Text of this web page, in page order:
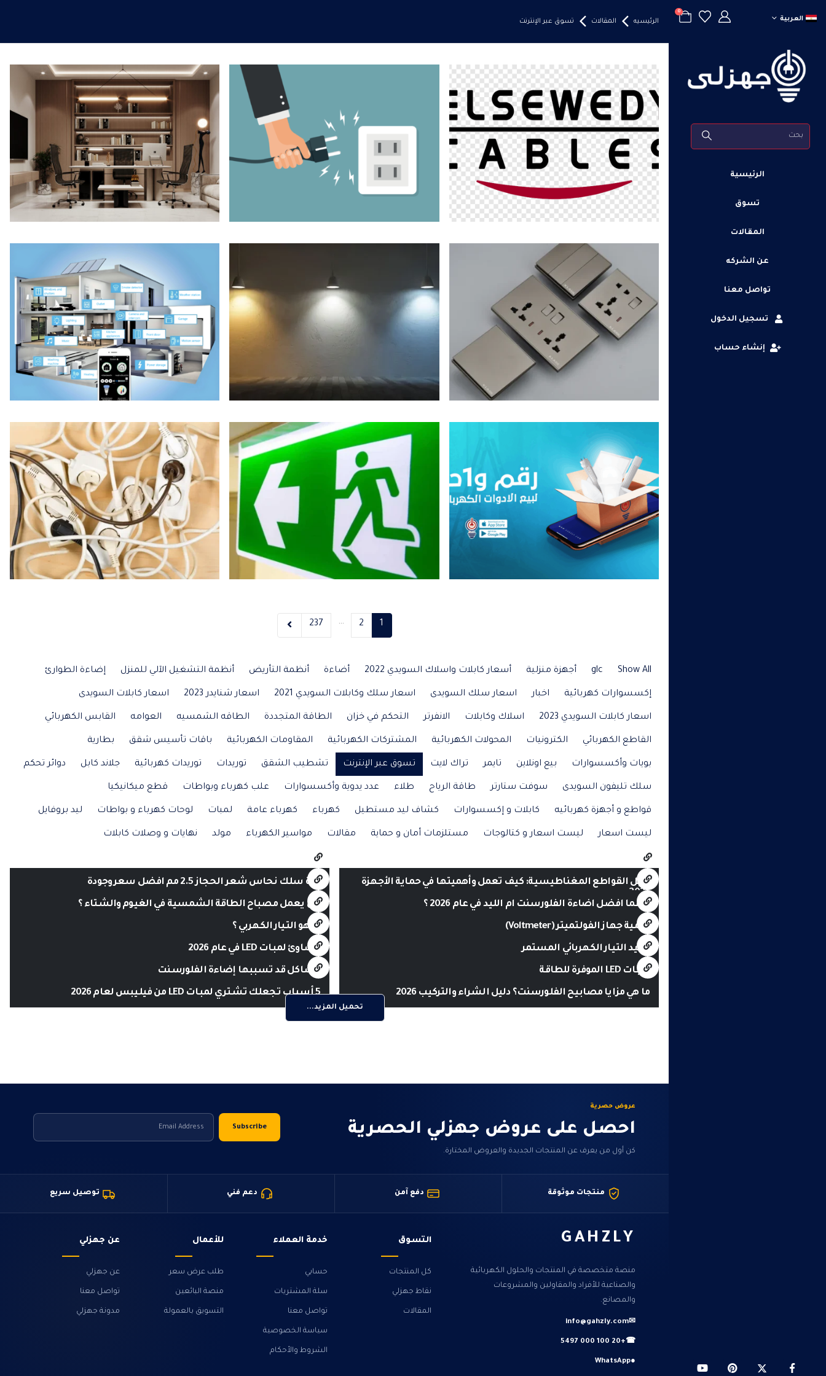
العربية
0
الرئيسية
تسوق
المقالات
عن الشركه
تواصل معنا
تسجيل الدخول
إنشاء حساب
الرئيسيه المقالات تسوق عبر الإنترنت
1
2
…
237
Show All
glc أجهزة منزلية أسعار كابلات واسلاك السويدي 2022 أضاءة أنظمة التأريض أنظمة التشغيل الآلي للمنزل إضاءة الطوارئ
إكسسوارات كهربائية اخبار اسعار سلك السويدى اسعار سلك وكابلات السويدي 2021 اسعار شنايدر 2023 اسعار كابلات السويدى
اسعار كابلات السويدي 2023 اسلاك وكابلات الانفرتر التحكم في خزان الطاقة المتجددة الطاقه الشمسيه العوامه القابس الكهربائي
القاطع الكهربائي الكترونيات المحولات الكهربائية المشتركات الكهربائية المقاومات الكهربائية باقات تأسيس شقق بطارية
بويات وأكسسوارات بيع اونلاين تايمر تراك لايت تسوق عبر الإنترنت تشطيب الشقق توريدات توريدات كهربائية جلاند كابل دوائر تحكم
سلك تليفون السويدى سوفت ستارتر طاقة الرياح طلاء عدد يدوية وأكسسوارات علب كهرباء وبواطات قطع ميكانيكيا
قواطع و أجهزة كهربائيه كابلات و إكسسوارات كشاف ليد مستطيل كهرباء كهرباء عامة لمبات لوحات كهرباء و بواطات ليد بروفايل
ليست اسعار ليست اسعار و كتالوجات مستلزمات أمان و حماية مقالات مواسير الكهرباء مولد نهايات و وصلات كابلات
دليل القواطع المغناطيسية: كيف تعمل وأهميتها في حماية الأجهزة
2026
لفة سلك نحاس شعر الحجاز 2.5 مم افضل سعر وجودة
ايهما افضل اضاءة الفلورسنت ام الليد في عام 2026 ؟ هل يعمل مصباح الطاقة الشمسية في الغيوم والشتاء ؟
أهمية جهاز الفولتميتر (Voltmeter) ما هو التيار الكهربي ؟
توليد التيار الكهربائي المستمر مساوئ لمبات LED في عام 2026
لمبات LED الموفرة للطاقة مشاكل قد تسببها إضاءة الفلورسنت
ما هي مزايا مصابيح الفلورسنت؟ دليل الشراء والتركيب 2026 5 أسباب تجعلك تشتري لمبات LED من فيليبس لعام 2026
تحميل المزيد...
عروض حصرية
احصل على عروض جهزلي الحصرية
كن أول من يعرف عن المنتجات الجديدة والعروض المختارة.
منتجات موثوقة دفع آمن دعم فني توصيل سريع
GAHZLY
منصة متخصصة في المنتجات والحلول الكهربائية
والصناعية للأفراد والمقاولين والمشروعات
والمصانع.
✉
info@gahzly.com
☎
+20 100 000 5497
●
WhatsApp
التسوق
كل المنتجات
نقاط جهزلي
المقالات
خدمة العملاء
حسابي
سلة المشتريات
تواصل معنا
سياسة الخصوصية
الشروط والأحكام
للأعمال
طلب عرض سعر
منصة البائعين
التسويق بالعمولة
عن جهزلي
عن جهزلي
تواصل معنا
مدونة جهزلي